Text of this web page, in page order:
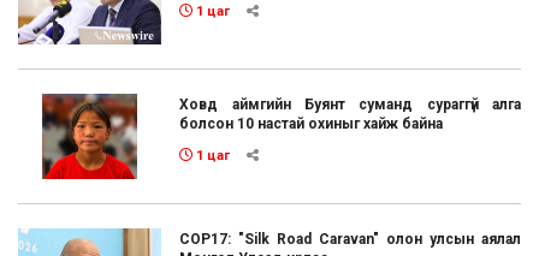
1 цаг
Ховд аймгийн Буянт суманд сураггүй алга
болсон 10 настай охиныг хайж байна
1 цаг
COP17: "Silk Road Caravan" олон улсын аялал